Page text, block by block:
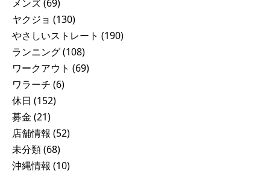
メンズ(69)
ヤクジョ (130)
やさしいストレート (190)
ランニング(108)
ワークアウト (69)
ワラーチ (6)
休日 (152)
募金 (21)
店舗情報 (52)
未分類(68)
沖縄情報 (10)